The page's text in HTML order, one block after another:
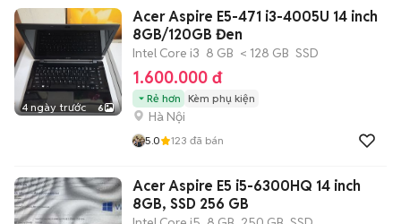
4 ngày trước 6
Acer Aspire E5-471 i3-4005U 14 inch
8GB/120GB Đen
Intel Core i3 8 GB < 128 GB SSD
1.600.000 đ
Rẻ hơn Kèm phụ kiện
Hà Nội
5.0 123 đã bán
Acer Aspire E5 i5-6300HQ 14 inch
8GB, SSD 256 GB